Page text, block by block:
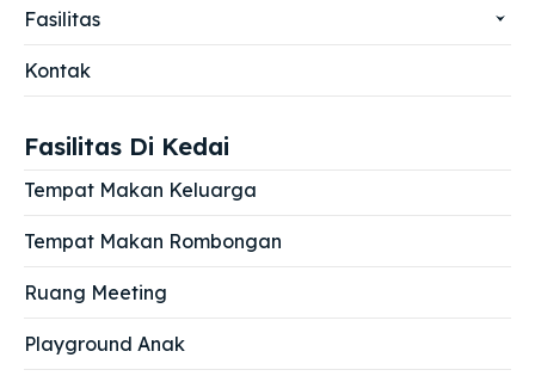
Fasilitas
Kontak
Fasilitas Di Kedai
Tempat Makan Keluarga
Tempat Makan Rombongan
Ruang Meeting
Playground Anak